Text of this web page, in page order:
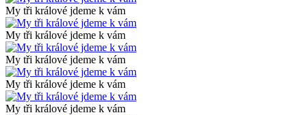
My tři králové jdeme k vám
My tři králové jdeme k vám
My tři králové jdeme k vám
My tři králové jdeme k vám
My tři králové jdeme k vám